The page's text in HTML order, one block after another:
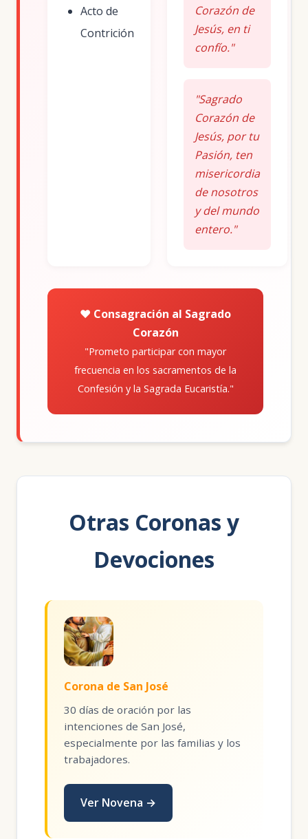
Acto de
Contrición
Corazón de
Jesús, en ti
confío."
"Sagrado
Corazón de
Jesús, por tu
Pasión, ten
misericordia
de nosotros
y del mundo
entero."
❤️ Consagración al Sagrado
Corazón
"Prometo participar con mayor
frecuencia en los sacramentos de la
Confesión y la Sagrada Eucaristía."
Otras Coronas y
Devociones
Corona de San José
30 días de oración por las
intenciones de San José,
especialmente por las familias y los
trabajadores.
Ver Novena →